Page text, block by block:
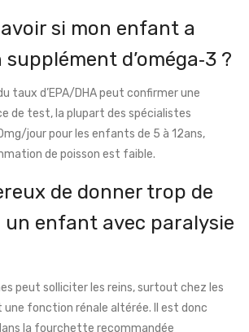
si mon enfant a
supplément d’oméga‑3 ?
taux d’EPA/DHA peut confirmer une
de test, la plupart des spécialistes
jour pour les enfants de 5 à 12ans,
de poisson est faible.
de donner trop de
un enfant avec paralysie
peut solliciter les reins, surtout chez les
fonction rénale altérée. Il est donc
la fourchette recommandée